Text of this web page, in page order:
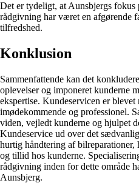
Det er tydeligt, at Aunsbjergs fokus
rådgivning har været en afgørende
tilfredshed.
Konklusion
Sammenfattende kan det
oplevelser og imponeret kunderne
ekspertise. Kundeservicen er
imødekommende og professionel.
viden, vejledt kunderne og hjulpet
Kundeservice ud over det
hurtig håndtering af
og tillid hos kunderne.
rådgivning inden for dette område
Aunsbjerg.